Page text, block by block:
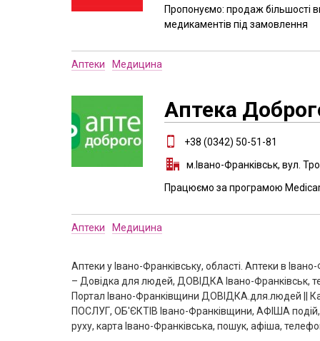
Пропонуємо: продаж більшості
медикаментів під замовлення
Аптеки Медицина
Аптека
+38 (0342) 50-51-81
м.Івано-Франківськ, вул.
Працюємо за програмою
Аптеки Медицина
Аптеки у Івано-Франківську, області. Аптеки в
– Довідка для людей, ДОВІДКА Івано-Франківськ,
Портал Івано-Франківщини ДОВІДКА.для.людей ||
ПОСЛУГ, ОБ'ЄКТІВ Івано-Франківщини, АФІША подій,
руху, карта Івано-Франківська, пошук, афіша,